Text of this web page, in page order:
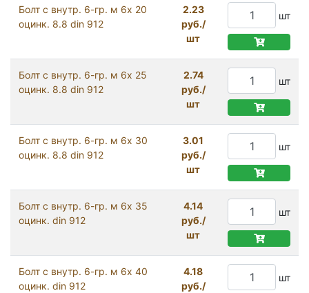
Болт с внутр. 6-гр. м 6х 20
оцинк. 8.8 din 912
2.23
руб./
шт
шт
Болт с внутр. 6-гр. м 6х 25
оцинк. 8.8 din 912
2.74
руб./
шт
шт
Болт с внутр. 6-гр. м 6х 30
оцинк. 8.8 din 912
3.01
руб./
шт
шт
Болт с внутр. 6-гр. м 6х 35
оцинк. din 912
4.14
руб./
шт
шт
Болт с внутр. 6-гр. м 6х 40
оцинк. din 912
4.18
руб./
шт